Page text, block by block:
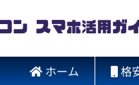
ホーム 格